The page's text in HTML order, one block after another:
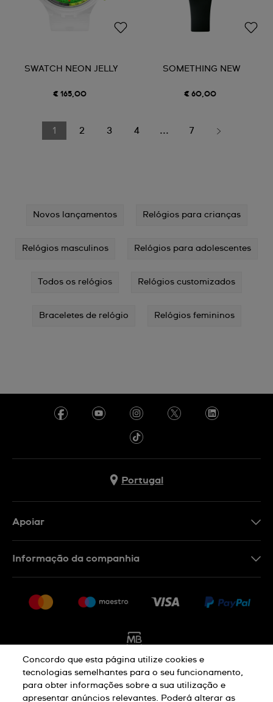
SWATCH NEON JELLY
€ 165,00
SOMETHING NEW
€ 60,00
1 2 3 4 ... 7
Novos lançamentos Relógios para crianças
Relógios masculinos Relógios para adolescentes
Todos os relógios Relógios customizados
Braceletes de relógio Relógios femininos
Portugal
Apoiar
Rescindir o contrato
Informação da companhia
Carreiras
Aviso De Privacidade Aviso De Cookies
Concordo que esta página utilize cookies e
tecnologias semelhantes para o seu funcionamento,
para obter informações sobre a sua utilização e
apresentar anúncios relevantes. Poderá alterar as